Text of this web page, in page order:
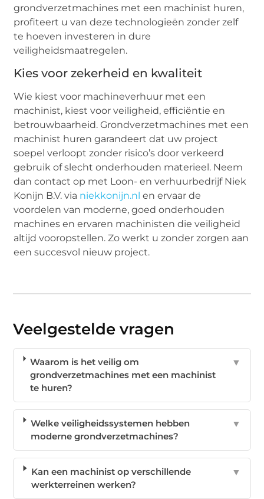
grondverzetmachines met een machinist huren,
profiteert u van deze technologieën zonder zelf
te hoeven investeren in dure
veiligheidsmaatregelen.
Kies voor zekerheid en kwaliteit
Wie kiest voor machineverhuur met een
machinist, kiest voor veiligheid, efficiëntie en
betrouwbaarheid. Grondverzetmachines met een
machinist huren garandeert dat uw project
soepel verloopt zonder risico’s door verkeerd
gebruik of slecht onderhouden materieel. Neem
dan contact op met Loon- en verhuurbedrijf Niek
Konijn B.V. via niekkonijn.nl en ervaar de
voordelen van moderne, goed onderhouden
machines en ervaren machinisten die veiligheid
altijd vooropstellen. Zo werkt u zonder zorgen aan
een succesvol nieuw project.
Veelgestelde vragen
Waarom is het veilig om
grondverzetmachines met een machinist
te huren?
▼
Welke veiligheidssystemen hebben
moderne grondverzetmachines?
▼
Kan een machinist op verschillende
werkterreinen werken?
▼